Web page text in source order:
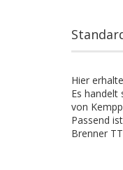
Hier
Es handelt
von
Passend
Brenner